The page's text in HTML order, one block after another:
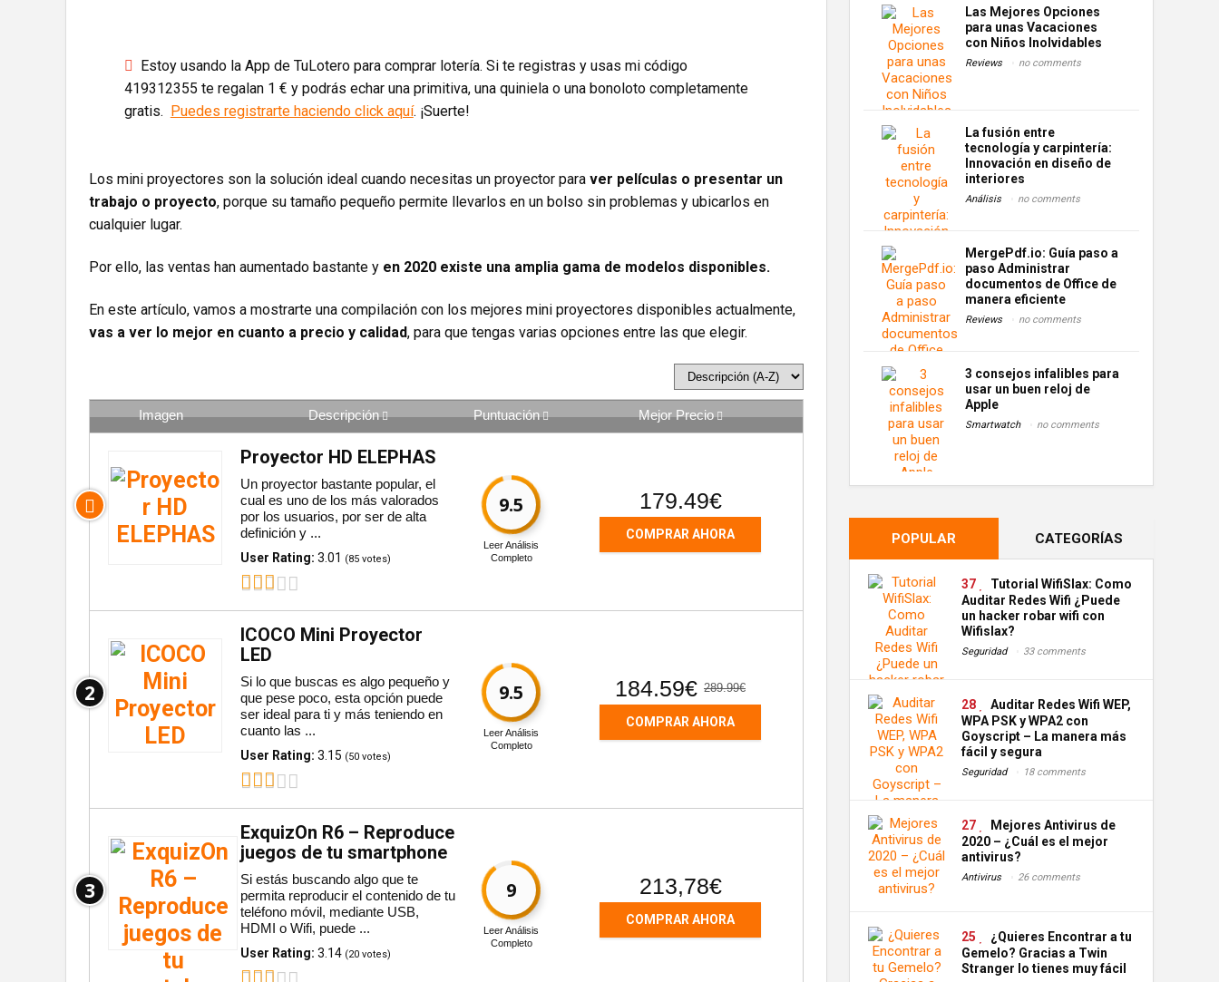
Estoy usando la App de TuLotero para comprar lotería. Si te registras y usas mi código
419312355 te regalan 1 € y podrás echar una primitiva, una quiniela o una bonoloto completamente
gratis. Puedes registrarte haciendo click aquí. ¡Suerte!
Los mini proyectores son la solución ideal cuando necesitas un proyector para ver películas o presentar un
trabajo o proyecto, porque su tamaño pequeño permite llevarlos en un bolso sin problemas y ubicarlos en
cualquier lugar.
Por ello, las ventas han aumentado bastante y en 2020 existe una amplia gama de modelos disponibles.
En este artículo, vamos a mostrarte una compilación con los mejores mini proyectores disponibles actualmente,
vas a ver lo mejor en cuanto a precio y calidad, para que tengas varias opciones entre las que elegir.
Imagen Descripción Puntuación Mejor Precio
Proyector HD ELEPHAS
Un proyector bastante popular, el
cual es uno de los más valorados
por los usuarios, por ser de alta
definición y ...
User Rating: 3.01 (85 votes)
9.5
Leer Análisis
Completo
179.49€
COMPRAR AHORA
2
ICOCO Mini Proyector
LED
Si lo que buscas es algo pequeño y
que pese poco, esta opción puede
ser ideal para ti y más teniendo en
cuanto las ...
User Rating: 3.15 (50 votes)
9.5
Leer Análisis
Completo
184.59€ 289.99€
COMPRAR AHORA
3
ExquizOn R6 – Reproduce
juegos de tu smartphone
Si estás buscando algo que te
permita reproducir el contenido de tu
teléfono móvil, mediante USB,
HDMI o Wifi, puede ...
User Rating: 3.14 (20 votes)
9
Leer Análisis
Completo
213,78€
COMPRAR AHORA
Las Mejores Opciones
para unas Vacaciones
con Niños Inolvidables
Reviews no comments
La fusión entre
tecnología y carpintería:
Innovación en diseño de
interiores
Análisis no comments
MergePdf.io: Guía paso a
paso Administrar
documentos de Office de
manera eficiente
Reviews no comments
3 consejos infalibles para
usar un buen reloj de
Apple
Smartwatch no comments
POPULAR CATEGORÍAS
37
Tutorial WifiSlax: Como
Auditar Redes Wifi ¿Puede
un hacker robar wifi con
Wifislax?
Seguridad 33 comments
28
Auditar Redes Wifi WEP,
WPA PSK y WPA2 con
Goyscript – La manera más
fácil y segura
Seguridad 18 comments
27
Mejores Antivirus de
2020 – ¿Cuál es el mejor
antivirus?
Antivirus 26 comments
25
¿Quieres Encontrar a tu
Gemelo? Gracias a Twin
Stranger lo tienes muy fácil